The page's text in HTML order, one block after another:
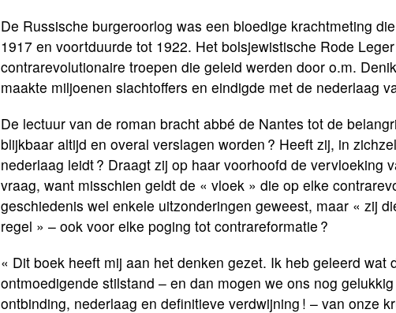
De Russische burgeroorlog was een bloedige krachtmeting
1917 en voortduurde tot 1922. Het bolsjewistische Rode
contrarevolutionaire troepen die geleid werden door o.m.
maakte miljoenen slachtoffers en eindigde met de nederlaag
De lectuur van de roman bracht abbé de Nantes tot de
blijkbaar altijd en overal verslagen worden ? Heeft zij, in
nederlaag leidt ? Draagt zij op haar voorhoofd de vervloeking
vraag, want misschien geldt de « vloek » die op elke
geschiedenis wel enkele uitzonderingen geweest, maar « zij
regel » – ook voor elke poging tot contrareformatie ?
« Dit boek heeft mij aan het denken gezet. Ik heb geleerd wat
ontmoedigende stilstand – en dan mogen we ons nog
ontbinding, nederlaag en definitieve verdwijning ! – van onze